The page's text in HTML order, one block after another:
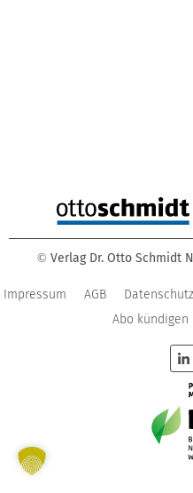
© Verlag Dr. Otto Schmidt
Impressum AGB
Abo kündigen